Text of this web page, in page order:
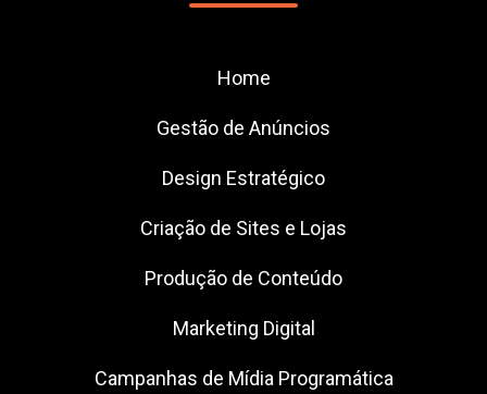
Home
Gestão de Anúncios
Design Estratégico
Criação de Sites e Lojas
Produção de Conteúdo
Marketing Digital
Campanhas de Mídia Programática